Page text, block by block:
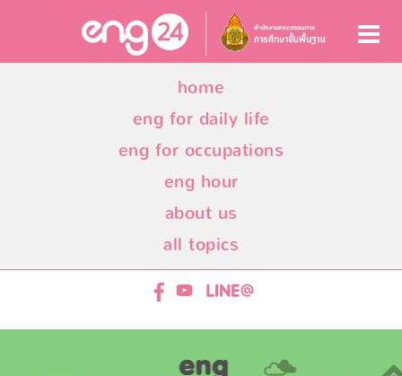
home
eng for daily life
eng for occupations
eng hour
about us
all topics